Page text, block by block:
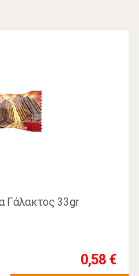
Γάλακτος 33gr
0,58 €